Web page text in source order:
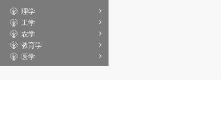
理学
工学
农学
教育学
医学